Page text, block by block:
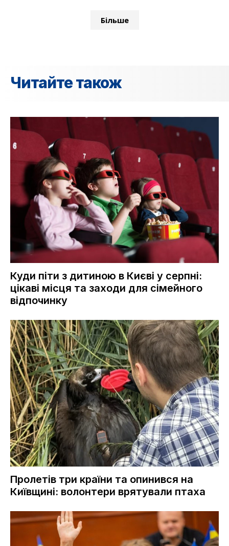
Більше
Читайте також
Куди піти з дитиною в Києві у серпні:
цікаві місця та заходи для сімейного
відпочинку
Пролетів три країни та опинився на
Київщині: волонтери врятували птаха